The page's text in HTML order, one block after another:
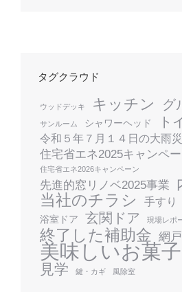
タグクラウド
ウッドデッキ キッチン グ
サンルーム シャワーヘッド ト
令和５年７月１４日の大雨
住宅省エネ2025キャンペ
住宅省エネ2026キャンペーン
先進的窓リノベ2025事業
当社のチラシ 手すり
浴室ドア 玄関ドア 現場レポ
終了した補助金 網戸
美味しいお菓子
見学 鍵・カギ 風除室